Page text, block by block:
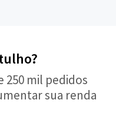
250 mil pedidos
sua renda